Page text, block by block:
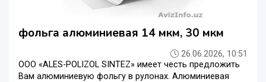
фольга алюминиевая 14 мкм, 30 мкм
26.06.2026, 10:51
ООО «ALES-POLIZOL SINTEZ» имеет честь предложить
Вам алюминиевую фольгу в рулонах. Алюминиевая